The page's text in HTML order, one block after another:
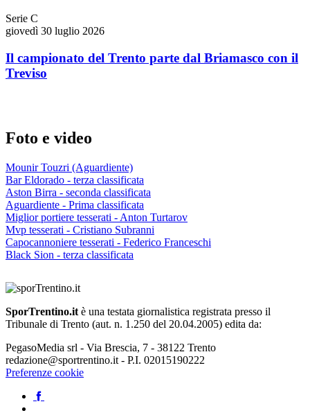
Serie C
giovedì 30 luglio 2026
Il campionato del Trento parte dal Briamasco con il
Treviso
Foto e video
Mounir Touzri (Aguardiente)
Bar Eldorado - terza classificata
Aston Birra - seconda classificata
Aguardiente - Prima classificata
Miglior portiere tesserati - Anton Turtarov
Mvp tesserati - Cristiano Subranni
Capocannoniere tesserati - Federico Franceschi
Black Sion - terza classificata
SporTrentino.it è una testata giornalistica registrata presso il
Tribunale di Trento (aut. n. 1.250 del 20.04.2005) edita da:
PegasoMedia srl - Via Brescia, 7 - 38122 Trento
redazione@sportrentino.it - P.I. 02015190222
Preferenze cookie